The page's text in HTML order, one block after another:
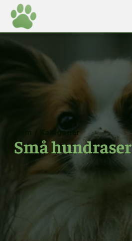
Kategorier
Små hundraser